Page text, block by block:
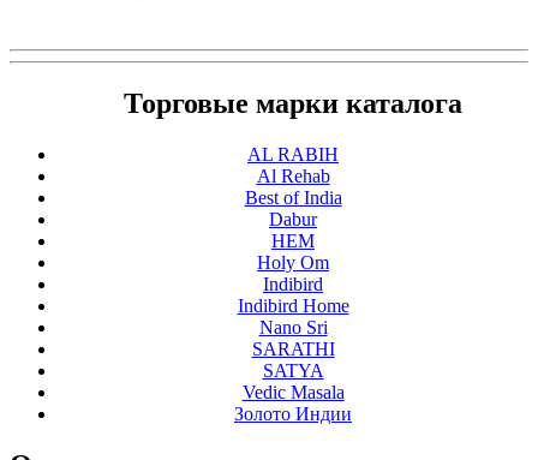
Торговые марки каталога
AL RABIH
Al Rehab
Best of India
Dabur
HEM
Holy Om
Indibird
Indibird Home
Nano Sri
SARATHI
SATYA
Vedic Masala
Золото Индии